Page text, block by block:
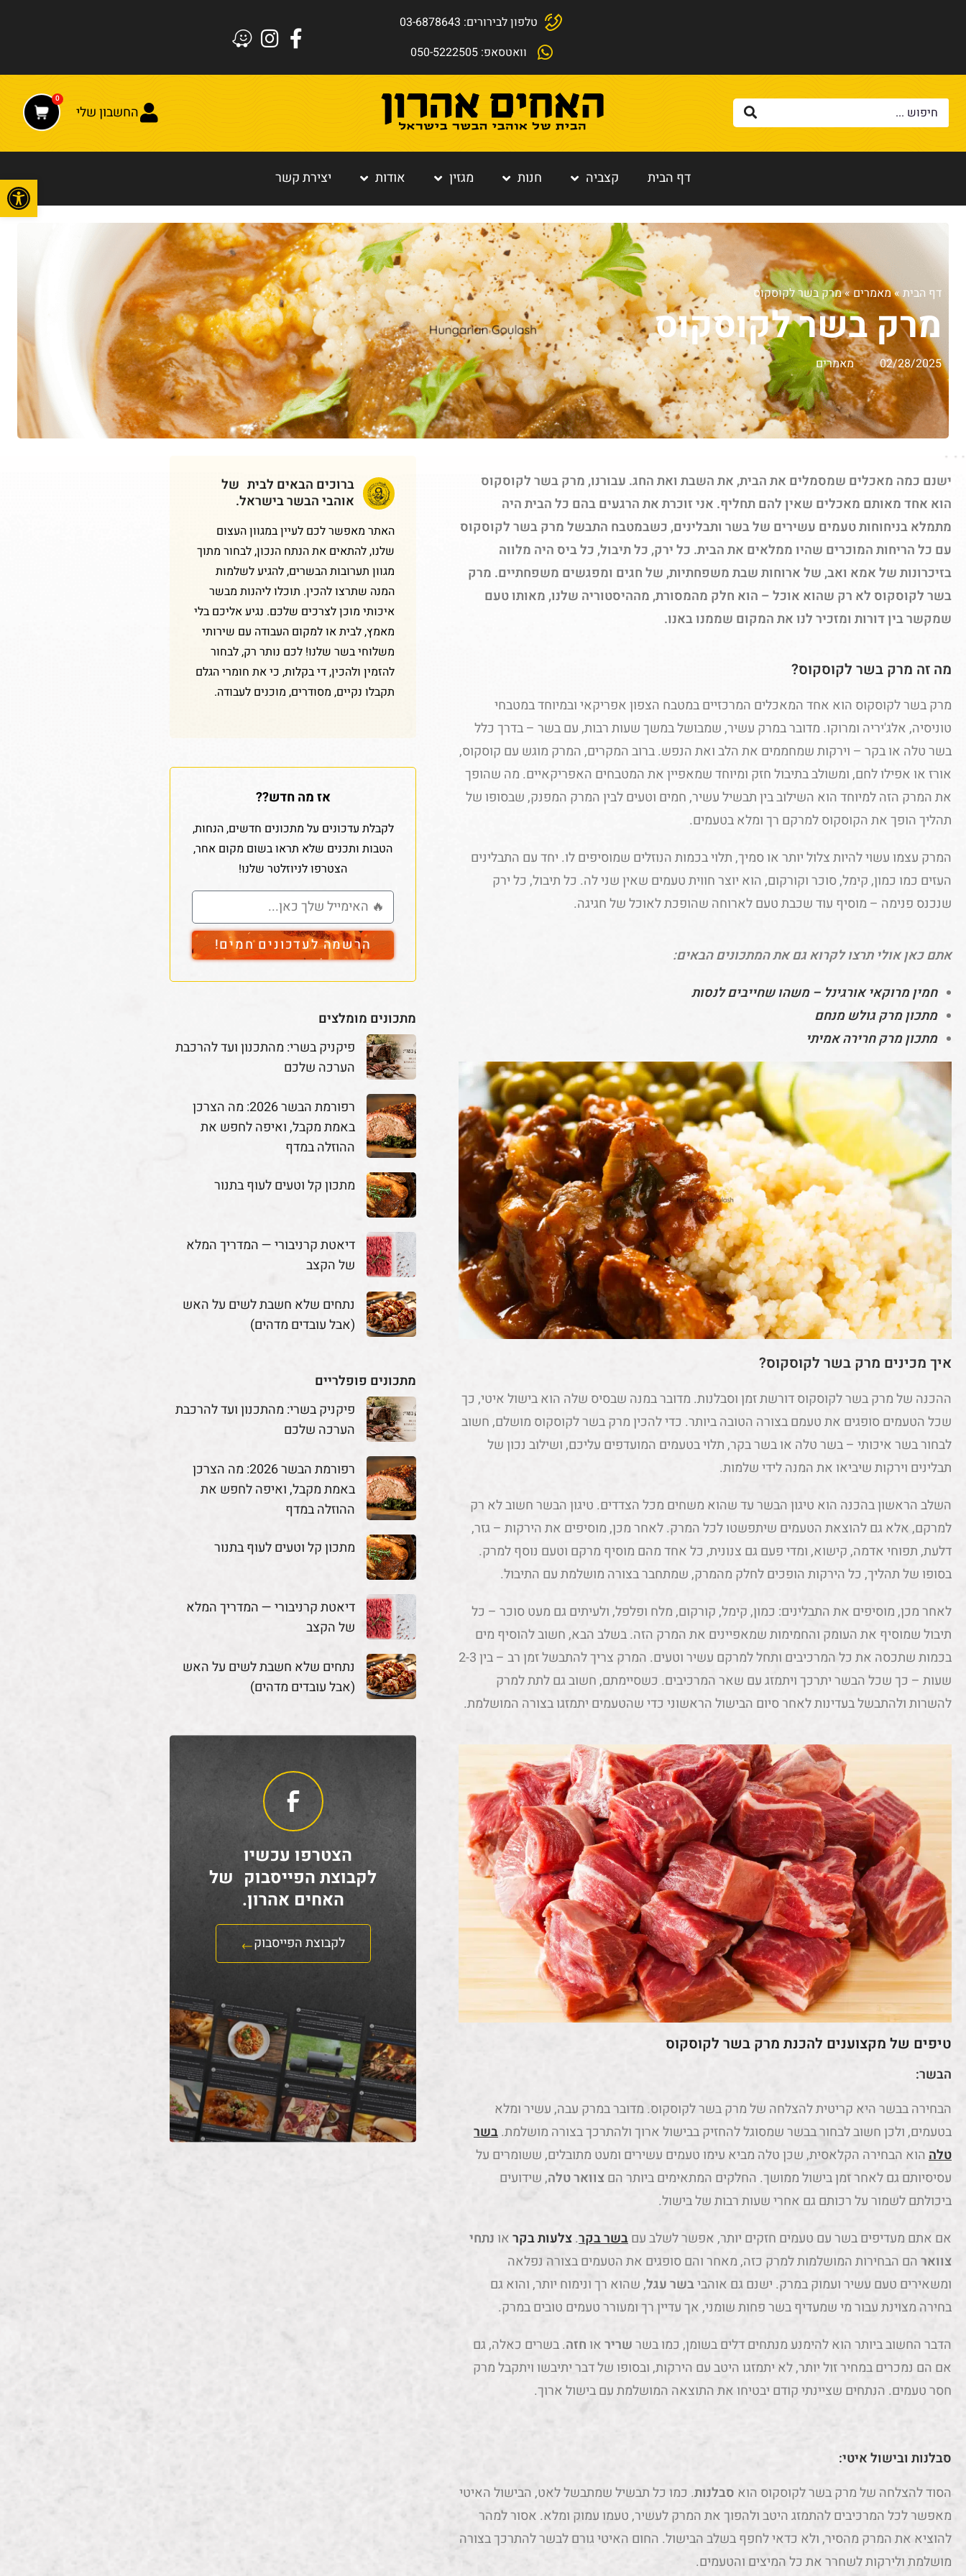
טלפון לבירורים: 03-6878643
וואטסאפ: 050-5222505
החשבון שלי
0
דף הבית קצביה חנות מגזין אודות יצירת קשר
דף הבית»מאמרים»מרק בשר לקוסקוס
מרק בשר לקוסקוס
02/28/2025 מאמרים
ישנם כמה מאכלים שמסמלים את הבית, את השבת ואת החג. עבורנו, מרק בשר לקוסקוס
הוא אחד מאותם מאכלים שאין להם תחליף. אני זוכרת את הרגעים בהם כל הבית היה
מתמלא בניחוחות טעמים עשירים של בשר ותבלינים, כשבמטבח התבשל מרק בשר לקוסקוס
עם כל הריחות המוכרים שהיו ממלאים את הבית. כל ירק, כל תיבול, כל ביס היה מלווה
בזיכרונות של אמא ואב, של ארוחות שבת משפחתיות, של חגים ומפגשים משפחתיים. מרק
בשר לקוסקוס לא רק שהוא אוכל – הוא חלק מהמסורת, מההיסטוריה שלנו, מאותו טעם
שמקשר בין דורות ומזכיר לנו את המקום שממנו באנו.
מה זה מרק בשר לקוסקוס?
מרק בשר לקוסקוס הוא אחד המאכלים המרכזיים במטבח הצפון אפריקאי ובמיוחד במטבחי
טוניסיה, אלג'יריה ומרוקו. מדובר במרק עשיר, שמבושל במשך שעות רבות, עם בשר – בדרך כלל
בשר טלה או בקר – וירקות שמחממים את הלב ואת הנפש. ברוב המקרים, המרק מוגש עם קוסקוס,
אורז או אפילו לחם, ומשולב בתיבול חזק ומיוחד שמאפיין את המטבחים האפריקאיים. מה שהופך
את המרק הזה למיוחד הוא השילוב בין תבשיל עשיר, חמים וטעים לבין המרק המפנק, שבסופו של
תהליך הופך את הקוסקוס למרקם רך ומלא בטעמים.
המרק עצמו עשוי להיות צלול יותר או סמיך, תלוי בכמות הנוזלים שמוסיפים לו. יחד עם התבלינים
העזים כמו כמון, קימל, סוכר וקורקום, הוא יוצר חווית טעמים שאין שני לה. כל תיבול, כל ירק
שנכנס פנימה – מוסיף עוד שכבת טעם לארוחה שהופכת לאוכל של חגיגה.
אתם כאן אולי תרצו לקרוא גם את המתכונים הבאים:
חמין מרוקאי אורגינל – משהו שחייבים לנסות
מתכון מרק גולש מנחם
מתכון מרק חרירה אמיתי
איך מכינים מרק בשר לקוסקוס?
ההכנה של מרק בשר לקוסקוס דורשת זמן וסבלנות. מדובר במנה שבסיס שלה הוא בישול איטי, כך
שכל הטעמים סופגים את טעמם בצורה הטובה ביותר. כדי להכין מרק בשר לקוסקוס מושלם, חשוב
לבחור בשר איכותי – בשר טלה או בשר בקר, תלוי בטעמים המועדפים עליכם, ושילוב נכון של
תבלינים וירקות שיביאו את המנה לידי שלמות.
השלב הראשון בהכנה הוא טיגון הבשר עד שהוא משחים מכל הצדדים. טיגון הבשר חשוב לא רק
למרקם, אלא גם להוצאת הטעמים שיתפשטו לכל המרק. לאחר מכן, מוסיפים את הירקות – גזר,
דלעת, תפוחי אדמה, קישוא, ומדי פעם גם צנונית, כל אחד מהם מוסיף מרקם וטעם נוסף למרק.
בסופו של תהליך, כל הירקות הופכים לחלק מהמרק, שמתחבר בצורה מושלמת עם התיבול.
לאחר מכן, מוסיפים את התבלינים: כמון, קימל, קורקום, מלח ופלפל, ולעיתים גם מעט סוכר – כל
תיבול שמוסיף את העומק והחמימות שמאפיינים את המרק הזה. בשלב הבא, חשוב להוסיף מים
בכמות שתכסה את כל המרכיבים ותחל למרקם עשיר וטעים. המרק צריך להתבשל זמן רב – בין 2-3
שעות – כך שכל הבשר יתרכך ויתמזג עם שאר המרכיבים. כשסיימתם, חשוב גם לתת למרק
להשרות ולהתבשל בעדינות לאחר סיום הבישול הראשוני כדי שהטעמים יתמזגו בצורה המושלמת.
טיפים של מקצוענים להכנת מרק בשר לקוסקוס
הבשר:
הבחירה בבשר היא קריטית להצלחה של מרק בשר לקוסקוס. מדובר במרק עבה, עשיר ומלא
בטעמים, ולכן חשוב לבחור בבשר שמסוגל להחזיק בבישול ארוך ולהתרכך בצורה מושלמת.בשר
טלההוא הבחירה הקלאסית, שכן טלה מביא עימו טעמים עשירים ומעט מתובלים, ששומרים על
עסיסיותם גם לאחר זמן בישול ממושך. החלקים המתאימים ביותר הםצוואר טלה, שידועים
ביכולתם לשמור על רכותם גם אחרי שעות רבות של בישול.
אם אתם מעדיפים בשר עם טעמים חזקים יותר, אפשר לשלב עםבשר בקר.צלעות בקראו נתחי
צווארהם הבחירות המושלמות למרק כזה, מאחר והם סופגים את הטעמים בצורה נפלאה
ומשאירים טעם עשיר ועמוק במרק. ישנם גם אוהביבשר עגל, שהוא רך ונימוח יותר, והוא גם
בחירה מצוינת עבור מי שמעדיף בשר פחות שומני, אך עדיין רך ומעורר טעמים טובים במרק.
הדבר החשוב ביותר הוא להימנע מנתחים דלים בשומן, כמו בשרשריראו חזה. בשרים כאלה, גם
אם הם נמכרים במחיר זול יותר, לא יתמזגו היטב עם הירקות, ובסופו של דבר יתיבשו ויתקבל מרק
חסר טעמים. הנתחים שציינתי קודם יבטיחו את התוצאה המושלמת עם בישול ארוך.
סבלנות ובישול איטי:
הסוד להצלחה של מרק בשר לקוסקוס הוא סבלנות. כמו כל תבשיל שמתבשל לאט, הבישול האיטי
מאפשר לכל המרכיבים להתמזג היטב ולהפוך את המרק לעשיר, טעמו עמוק ומלא. אסור למהר
להוציא את המרק מהסיר, ולא כדאי לחפף בשלב הבישול. החום האיטי גורם לבשר להתרכך בצורה
מושלמת ולירקות לשחרר את כל המיצים והטעמים.
ברוכים הבאים לבית של
אוהבי הבשר בישראל.
האתר מאפשר לכם לעיין במגוון העצום
שלנו, להתאים את הנתח הנכון, לבחור מתוך
מגוון תערובות הבשרים, להגיע לשלמות
המנה שתרצו להכין. תוכלו ליהנות מבשר
איכותי מוכן לצרכים שלכם. נגיע אליכם בלי
מאמץ, לבית או למקום העבודה עם שירותי
משלוחי בשר שלנו! לכם נותר רק, לבחור
להזמין ולהכין, די בקלות, כי את חומרי הגלם
תקבלו נקיים, מסודרים, מוכנים לעבודה.
אז מה חדש??
לקבלת עדכונים על מתכונים חדשים, הנחות,
הטבות ותכנים שלא תראו בשום מקום אחר,
הצטרפו לניוזלטר שלנו!
הרשמה לעדכונים חמים!
מתכונים מומלצים
פיקניק בשרי: מהתכנון ועד להרכבת
הערכה שלכם
רפורמת הבשר 2026: מה הצרכן
באמת מקבל, ואיפה לחפש את
ההוזלה במדף
מתכון קל וטעים לעוף בתנור
דיאטת קרניבורי — המדריך המלא
של הקצב
נתחים שלא חשבת לשים על האש
(אבל עובדים מדהים)
מתכונים פופלריים
פיקניק בשרי: מהתכנון ועד להרכבת
הערכה שלכם
רפורמת הבשר 2026: מה הצרכן
באמת מקבל, ואיפה לחפש את
ההוזלה במדף
מתכון קל וטעים לעוף בתנור
דיאטת קרניבורי — המדריך המלא
של הקצב
נתחים שלא חשבת לשים על האש
(אבל עובדים מדהים)
הצטרפו עכשיו
לקבוצת הפייסבוק של
האחים אהרון.
לקבוצת הפייסבוק